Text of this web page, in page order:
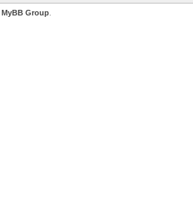
MyBB Group